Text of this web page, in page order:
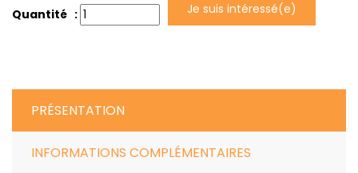
Quantité : Je suis intéressé(e)
PRÉSENTATION
INFORMATIONS COMPLÉMENTAIRES